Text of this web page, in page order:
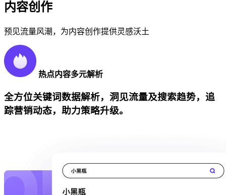
内容创作
预见流量风潮，为内容创作提供灵感沃土
热点内容多元解析
全方位关键词数据解析，洞见流量及搜索趋势，追
踪营销动态，助力策略升级。